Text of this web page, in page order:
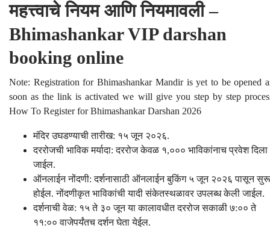
महत्त्वाचे नियम आणि नियमावली –
Bhimashankar VIP darshan
booking online
Note: Registration for Bhimashankar Mandir is yet to be opened
soon as the link is activated we will give you step by step
How To Register for Bhimashankar Darshan 2026
मंदिर उघडण्याची तारीख: १५ जून २०२६.
दररोजची भाविक मर्यादा: दररोज केवळ १,००० भाविकांनाच प्रवेश दिला
जाईल.
ऑनलाईन नोंदणी: दर्शनासाठी ऑनलाईन बुकिंग ५ जून २०२६ पासून सुरू
होईल. नोंदणीकृत भाविकांची यादी संकेतस्थळावर उपलब्ध केली जाईल.
दर्शनाची वेळ: १५ ते ३० जून या कालावधीत दररोज सकाळी ७:०० ते
११:०० वाजेपर्यंतच दर्शन घेता येईल.